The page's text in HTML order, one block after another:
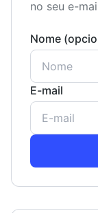
no seu e-
Nome
E-mail